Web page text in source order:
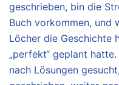
geschrieben, bin die
Buch vorkommen, und
Löcher die Geschichte
„perfekt“ geplant
nach Lösungen